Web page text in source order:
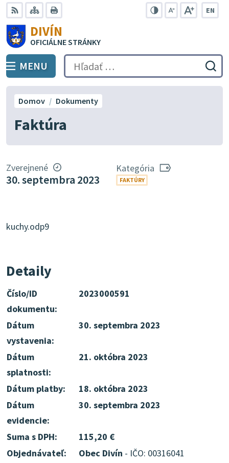
Preskočiť
na
obsah
RSS Mapa
EN
DIVÍN
OFICIÁLNE STRÁNKY
PREPNÚŤ
MENU Hľadať:
Faktúra
Domov Dokumenty
Zverejnené
30. septembra 2023
Kategória
FAKTÚRY
kuchy.odp9
Detaily
Číslo/ID
dokumentu:
2023000591
Dátum
vystavenia:
30. septembra 2023
Dátum
splatnosti:
21. októbra 2023
Dátum platby:
18. októbra 2023
Dátum
evidencie:
30. septembra 2023
Suma s DPH:
115,20 €
Objednávateľ:
Obec Divín - IČO: 00316041